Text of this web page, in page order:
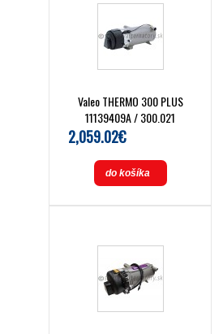
Valeo THERMO 300 PLUS
11139409A / 300.021
2,059.02€
do košíka